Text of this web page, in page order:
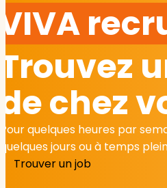
Trouvez
de chez
Pour quelques heures par
quelques jours ou à temps
Trouver un job